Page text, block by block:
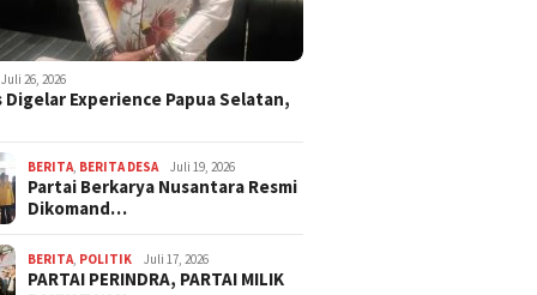
Juli 26, 2026
Digelar Experience Papua Selatan,
BERITA, BERITA DESA Juli 19, 2026
Partai Berkarya Nusantara Resmi
Dikomand…
BERITA, POLITIK Juli 17, 2026
PARTAI PERINDRA, PARTAI MILIK